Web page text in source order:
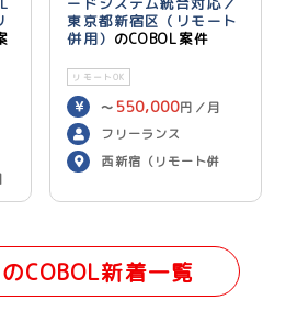
東京都新宿区（リモート
併用） のCOBOL案件
リモートOK
〜 550,000円／月
フリーランス
西新宿（リモート併
COBOL新着一覧